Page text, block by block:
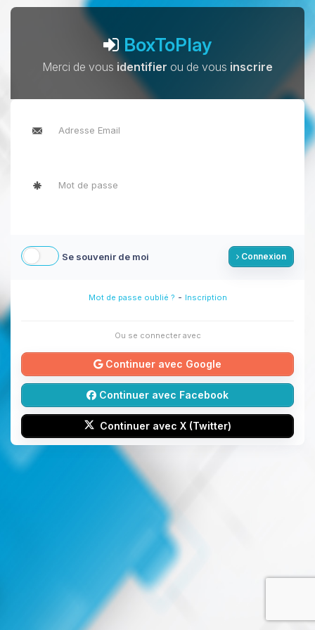
BoxToPlay
Merci de vous identifier ou de vous inscrire
Se souvenir de moi Connexion
Mot de passe oublié ? - Inscription
Ou se connecter avec
Continuer avec Google
Continuer avec Facebook
Continuer avec X (Twitter)